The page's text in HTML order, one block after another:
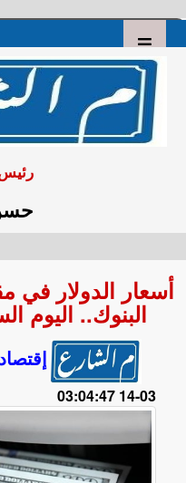
رئيس
أسعار الدولار في
البنوك.. اليوم السبت 14
إقتصاد
03-14 03:04:47